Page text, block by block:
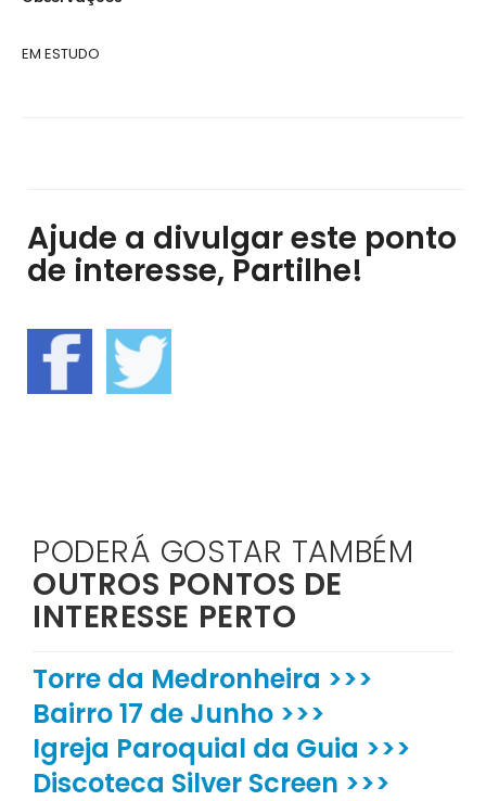
EM ESTUDO
Ajude a divulgar este ponto
de interesse, Partilhe!
PODERÁ GOSTAR TAMBÉM
OUTROS PONTOS DE
INTERESSE PERTO
Torre da Medronheira >>>
Bairro 17 de Junho >>>
Igreja Paroquial da Guia >>>
Discoteca Silver Screen >>>